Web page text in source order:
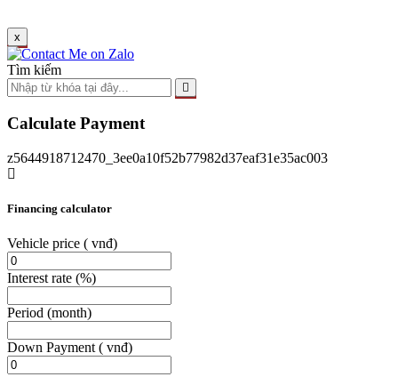
x
Tìm kiếm
Calculate Payment
z5644918712470_3ee0a10f52b77982d37eaf31e35ac003
Financing calculator
Vehicle price ( vnđ)
Interest rate (%)
Period (month)
Down Payment ( vnđ)